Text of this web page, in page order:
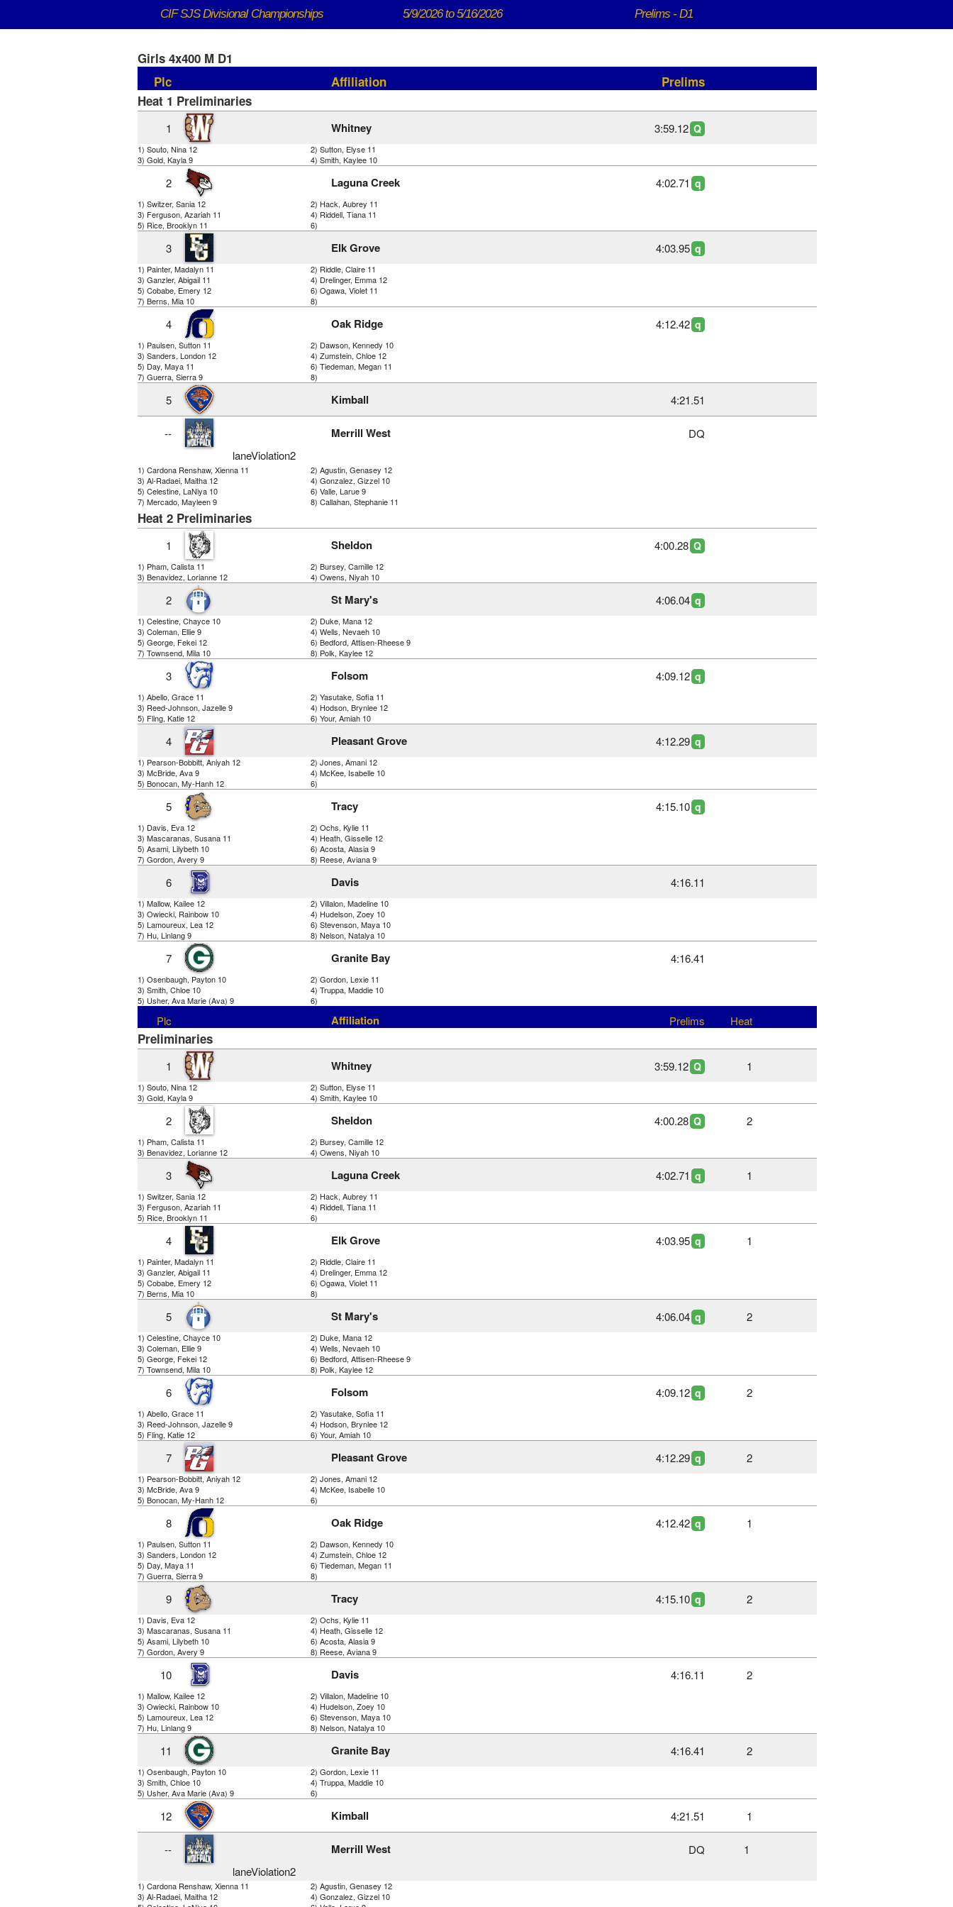
CIF SJS DivisionaI Championships 5/9/2026 to 5/16/2026 Prelims - D1
Girls 4x400 M D1
Plc
Affiliation
Prelims
Heat 1 Preliminaries
1 Whitney 3:59.12 Q
1) Souto, Nina 12
2) Sutton, Elyse 11
3) Gold, Kayla 9
4) Smith, Kaylee 10
2 Laguna Creek 4:02.71 q
1) Switzer, Sania 12
2) Hack, Aubrey 11
3) Ferguson, Azariah 11
4) Riddell, Tiana 11
5) Rice, Brooklyn 11
6)
3 Elk Grove 4:03.95 q
1) Painter, Madalyn 11
2) Riddle, Claire 11
3) Ganzler, Abigail 11
4) Drelinger, Emma 12
5) Cobabe, Emery 12
6) Ogawa, Violet 11
7) Berns, Mia 10
8)
4 Oak Ridge 4:12.42 q
1) Paulsen, Sutton 11
2) Dawson, Kennedy 10
3) Sanders, London 12
4) Zumstein, Chloe 12
5) Day, Maya 11
6) Tiedeman, Megan 11
7) Guerra, Sierra 9
8)
5 Kimball 4:21.51
-- Merrill West
DQ
laneViolation2
1) Cardona Renshaw, Xienna 11
2) Agustin, Genasey 12
3) Al-Radaei, Maitha 12
4) Gonzalez, Gizzel 10
5) Celestine, LaNiya 10
6) Valle, Larue 9
7) Mercado, Mayleen 9
8) Callahan, Stephanie 11
Heat 2 Preliminaries
1 Sheldon 4:00.28 Q
1) Pham, Calista 11
2) Bursey, Camille 12
3) Benavidez, Lorianne 12
4) Owens, Niyah 10
2 St Mary's 4:06.04 q
1) Celestine, Chayce 10
2) Duke, Mana 12
3) Coleman, Ellie 9
4) Wells, Nevaeh 10
5) George, Fekei 12
6) Bedford, Attisen-Rheese 9
7) Townsend, Mila 10
8) Polk, Kaylee 12
3 Folsom 4:09.12 q
1) Abello, Grace 11
2) Yasutake, Sofia 11
3) Reed-Johnson, Jazelle 9
4) Hodson, Brynlee 12
5) Fling, Katie 12
6) Your, Amiah 10
4 Pleasant Grove 4:12.29 q
1) Pearson-Bobbitt, Aniyah 12
2) Jones, Amani 12
3) McBride, Ava 9
4) McKee, Isabelle 10
5) Bonocan, My-Hanh 12
6)
5 Tracy 4:15.10 q
1) Davis, Eva 12
2) Ochs, Kylie 11
3) Mascaranas, Susana 11
4) Heath, Gisselle 12
5) Asami, Lilybeth 10
6) Acosta, Alasia 9
7) Gordon, Avery 9
8) Reese, Aviana 9
6 Davis 4:16.11
1) Mallow, Kailee 12
2) Villalon, Madeline 10
3) Owiecki, Rainbow 10
4) Hudelson, Zoey 10
5) Lamoureux, Lea 12
6) Stevenson, Maya 10
7) Hu, Linlang 9
8) Nelson, Natalya 10
7 Granite Bay 4:16.41
1) Osenbaugh, Payton 10
2) Gordon, Lexie 11
3) Smith, Chloe 10
4) Truppa, Maddie 10
5) Usher, Ava Marie (Ava) 9
6)
Plc Affiliation Prelims Heat
Preliminaries
1 Whitney 3:59.12 Q 1
1) Souto, Nina 12
2) Sutton, Elyse 11
3) Gold, Kayla 9
4) Smith, Kaylee 10
2 Sheldon 4:00.28 Q 2
1) Pham, Calista 11
2) Bursey, Camille 12
3) Benavidez, Lorianne 12
4) Owens, Niyah 10
3 Laguna Creek 4:02.71 q 1
1) Switzer, Sania 12
2) Hack, Aubrey 11
3) Ferguson, Azariah 11
4) Riddell, Tiana 11
5) Rice, Brooklyn 11
6)
4 Elk Grove 4:03.95 q 1
1) Painter, Madalyn 11
2) Riddle, Claire 11
3) Ganzler, Abigail 11
4) Drelinger, Emma 12
5) Cobabe, Emery 12
6) Ogawa, Violet 11
7) Berns, Mia 10
8)
5 St Mary's 4:06.04 q 2
1) Celestine, Chayce 10
2) Duke, Mana 12
3) Coleman, Ellie 9
4) Wells, Nevaeh 10
5) George, Fekei 12
6) Bedford, Attisen-Rheese 9
7) Townsend, Mila 10
8) Polk, Kaylee 12
6 Folsom 4:09.12 q 2
1) Abello, Grace 11
2) Yasutake, Sofia 11
3) Reed-Johnson, Jazelle 9
4) Hodson, Brynlee 12
5) Fling, Katie 12
6) Your, Amiah 10
7 Pleasant Grove 4:12.29 q 2
1) Pearson-Bobbitt, Aniyah 12
2) Jones, Amani 12
3) McBride, Ava 9
4) McKee, Isabelle 10
5) Bonocan, My-Hanh 12
6)
8 Oak Ridge 4:12.42 q 1
1) Paulsen, Sutton 11
2) Dawson, Kennedy 10
3) Sanders, London 12
4) Zumstein, Chloe 12
5) Day, Maya 11
6) Tiedeman, Megan 11
7) Guerra, Sierra 9
8)
9 Tracy 4:15.10 q 2
1) Davis, Eva 12
2) Ochs, Kylie 11
3) Mascaranas, Susana 11
4) Heath, Gisselle 12
5) Asami, Lilybeth 10
6) Acosta, Alasia 9
7) Gordon, Avery 9
8) Reese, Aviana 9
10 Davis 4:16.11 2
1) Mallow, Kailee 12
2) Villalon, Madeline 10
3) Owiecki, Rainbow 10
4) Hudelson, Zoey 10
5) Lamoureux, Lea 12
6) Stevenson, Maya 10
7) Hu, Linlang 9
8) Nelson, Natalya 10
11 Granite Bay 4:16.41 2
1) Osenbaugh, Payton 10
2) Gordon, Lexie 11
3) Smith, Chloe 10
4) Truppa, Maddie 10
5) Usher, Ava Marie (Ava) 9
6)
12 Kimball 4:21.51 1
-- Merrill West DQ
1
laneViolation2
1) Cardona Renshaw, Xienna 11
2) Agustin, Genasey 12
3) Al-Radaei, Maitha 12
4) Gonzalez, Gizzel 10